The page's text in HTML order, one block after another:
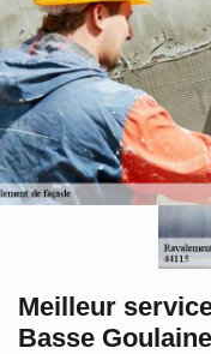
Meilleur
Basse Goulaine